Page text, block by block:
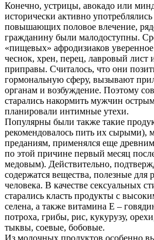
Конечно, устрицы, авокадо или
исторически активно употреблялись
повышающих половое влечение,
гражданину были малодоступны.
«пищевых» афродизиаков
чеснок, хрен, перец, лавровый лист
приправы. Считалось, что они
гормональную сферу, вызывают
органам и возбуждение. Поэтому
старались накормить мужчин
планировали интимные утехи.
Популярны были также такие
рекомендовалось пить их сырыми),
преданиям, применялся еще
по этой причине первый месяц
медовым). Действительно,
содержатся вещества, полезные для
человека. В качестве сексуальных
старались класть продукты с
селена, а также витамина Е –
потроха, грибы, рис, кукурузу,
тыквы, соевые, бобовые.
Из молочных продуктов особенно